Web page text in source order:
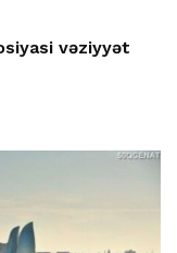
vəziyyət